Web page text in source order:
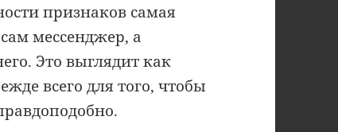
признаков самая
мессенджер, а
Это выглядит как
всего для того, чтобы